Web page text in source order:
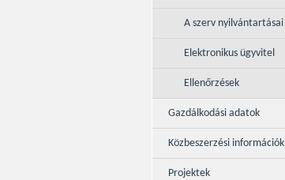
A szerv nyilvántartásai
Elektronikus ügyvitel
Ellenőrzések
Gazdálkodási adatok
Közbeszerzési információk
Projektek